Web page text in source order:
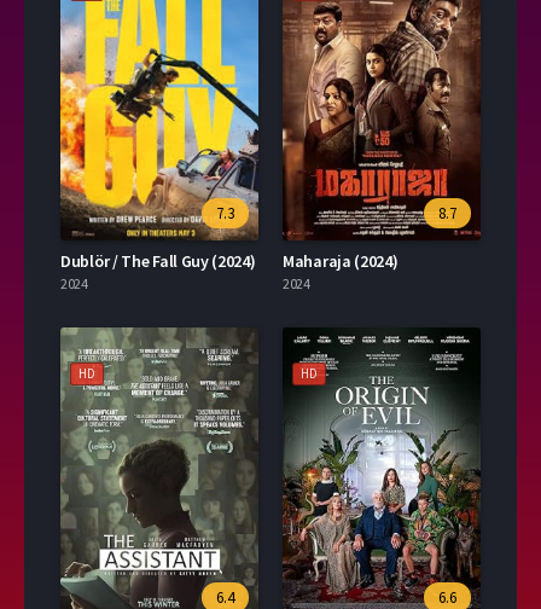
7.3
Dublör / The Fall Guy (2024)
2024
8.7
Maharaja (2024)
2024
HD
6.4
HD
6.6